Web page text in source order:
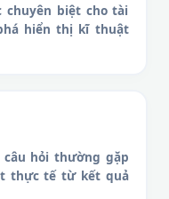
biệt cho tài
hiển thị kĩ thuật
hỏi thường gặp
thực tế từ kết quả